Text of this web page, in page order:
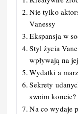
Nie tylko
Vanessy
Ekspansja w
Styl życia
wpływają na
Wydatki a
Sekrety
swoim koncie?
Na co wydaje